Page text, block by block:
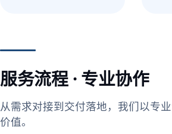
服务流程 · 专业协作
从需求对接到交付落地，我们以专
价值。